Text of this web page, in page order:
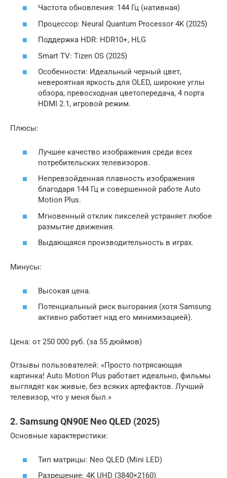
Частота обновления: 144 Гц (нативная)
Процессор: Neural Quantum Processor 4K (2025)
Поддержка HDR: HDR10+, HLG
Smart TV: Tizen OS (2025)
Особенности: Идеальный черный цвет,
невероятная яркость для OLED, широкие углы
обзора, превосходная цветопередача, 4 порта
HDMI 2.1, игровой режим.
Плюсы:
Лучшее качество изображения среди всех
потребительских телевизоров.
Непревзойденная плавность изображения
благодаря 144 Гц и совершенной работе Auto
Motion Plus.
Мгновенный отклик пикселей устраняет любое
размытие движения.
Выдающаяся производительность в играх.
Минусы:
Высокая цена.
Потенциальный риск выгорания (хотя Samsung
активно работает над его минимизацией).
Цена: от 250 000 руб. (за 55 дюймов)
Отзывы пользователей: «Просто потрясающая
картинка! Auto Motion Plus работает идеально, фильмы
выглядят как живые, без всяких артефактов. Лучший
телевизор, что у меня был.»
2. Samsung QN90E Neo QLED (2025)
Основные характеристики:
Тип матрицы: Neo QLED (Mini LED)
Разрешение: 4K UHD (3840×2160)